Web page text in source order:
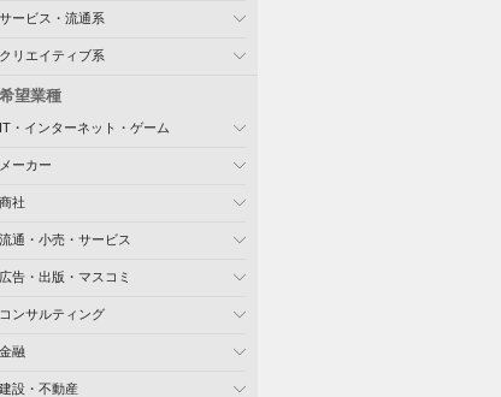
サービス・流通系
クリエイティブ系
希望業種
IT・インターネット・ゲーム
メーカー
商社
流通・小売・サービス
広告・出版・マスコミ
コンサルティング
金融
建設・不動産